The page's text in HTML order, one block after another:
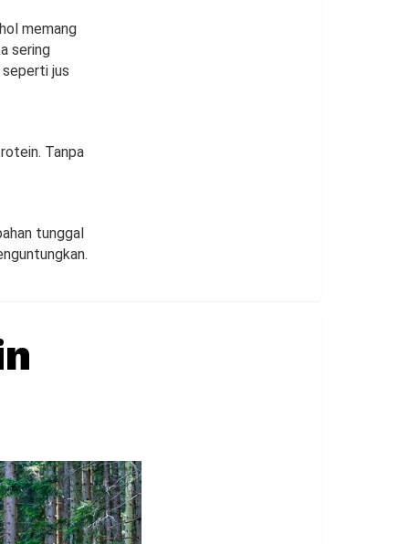
memang
sering
seperti jus
Tanpa
tunggal